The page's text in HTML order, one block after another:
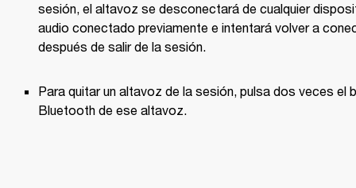
sesión, el altavoz se desconectará de cualquier
audio conectado previamente e intentará volver a
después de salir de la sesión.
Para quitar un altavoz de la sesión, pulsa dos veces el
Bluetooth de ese altavoz.